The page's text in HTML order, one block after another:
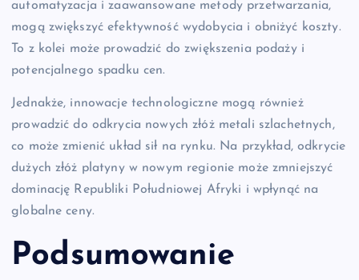
automatyzacja i zaawansowane metody przetwarzania,
mogą zwiększyć efektywność wydobycia i obniżyć koszty.
To z kolei może prowadzić do zwiększenia podaży i
potencjalnego spadku cen.
Jednakże, innowacje technologiczne mogą również
prowadzić do odkrycia nowych złóż metali szlachetnych,
co może zmienić układ sił na rynku. Na przykład, odkrycie
dużych złóż platyny w nowym regionie może zmniejszyć
dominację Republiki Południowej Afryki i wpłynąć na
globalne ceny.
Podsumowanie